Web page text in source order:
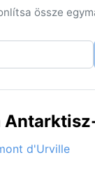
össze
d'Urville